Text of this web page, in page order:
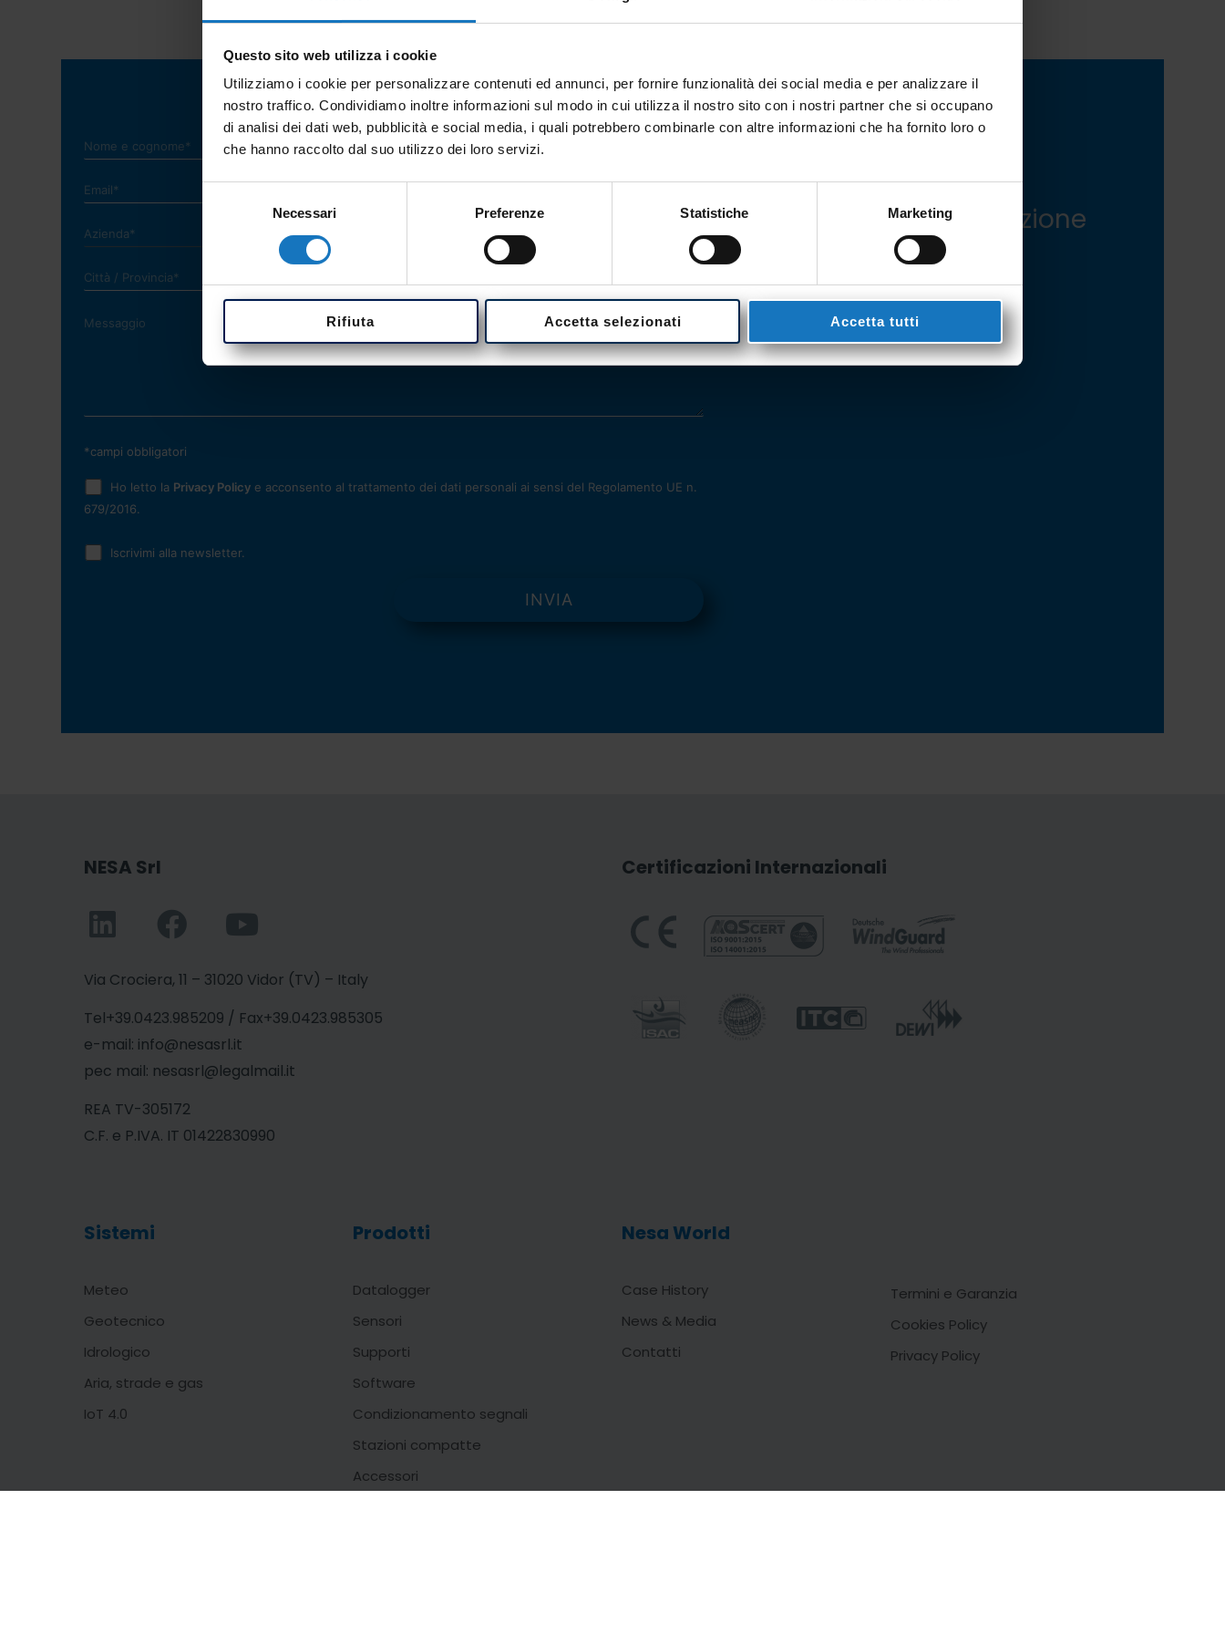
Questo sito web utilizza i cookie
Utilizziamo i cookie per personalizzare contenuti ed annunci, per fornire funzionalità dei social media e per analizzare il
nostro traffico. Condividiamo inoltre informazioni sul modo in cui utilizza il nostro sito con i nostri partner che si occupano
di analisi dei dati web, pubblicità e social media, i quali potrebbero combinarle con altre informazioni che ha fornito loro o
che hanno raccolto dal suo utilizzo dei loro servizi.
Necessari Preferenze Statistiche Marketing
Rifiuta Accetta selezionati Accetta tutti
*campi obbligatori
Ho letto la Privacy Policy e acconsento al trattamento dei dati personali ai sensi del Regolamento UE n.
679/2016.
Iscrivimi alla newsletter.
Siamo a tua disposizione
per qualsiasi
informazione, o
chiamaci al
+39 0423 985209
NESA Srl
Via Crociera, 11 – 31020 Vidor (TV) – Italy
Tel+39.0423.985209 / Fax+39.0423.985305
e-mail: info@nesasrl.it
pec mail: nesasrl@legalmail.it
REA TV-305172
C.F. e P.IVA. IT 01422830990
Certificazioni Internazionali
Sistemi
Meteo
Geotecnico
Idrologico
Aria, strade e gas
IoT 4.0
Prodotti
Datalogger
Sensori
Supporti
Software
Condizionamento segnali
Stazioni compatte
Accessori
Nesa World
Case History
News & Media
Contatti
Termini e Garanzia
Cookies Policy
Privacy Policy